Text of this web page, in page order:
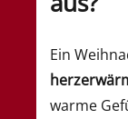
Ein
warme